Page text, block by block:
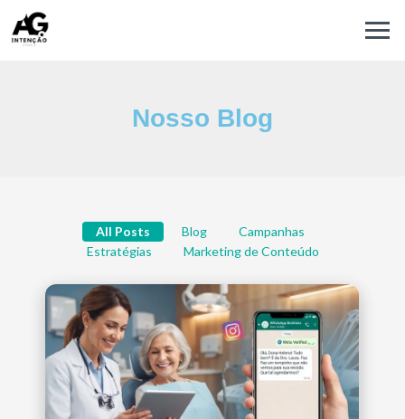
Nosso Blog
All Posts Blog
Campanhas
Estratégias
Marketing de Conteúdo